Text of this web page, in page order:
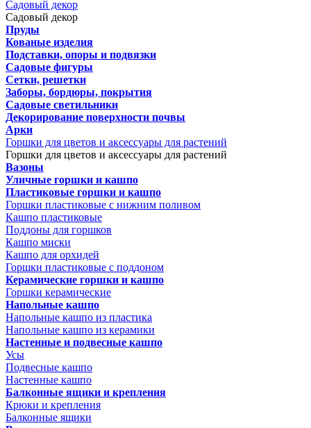
Садовый декор
Садовый декор
Пруды
Кованые изделия
Подставки, опоры и подвязки
Садовые фигуры
Сетки, решетки
Заборы, бордюры, покрытия
Садовые светильники
Декорирование поверхности почвы
Арки
Горшки для цветов и аксессуары для растений
Горшки для цветов и аксессуары для растений
Вазоны
Уличные горшки и кашпо
Пластиковые горшки и кашпо
Горшки пластиковые с нижним поливом
Кашпо пластиковые
Поддоны для горшков
Кашпо миски
Кашпо для орхидей
Горшки пластиковые с поддоном
Керамические горшки и кашпо
Горшки керамические
Напольные кашпо
Напольные кашпо из пластика
Напольные кашпо из керамики
Настенные и подвесные кашпо
Усы
Подвесные кашпо
Настенные кашпо
Балконные ящики и крепления
Крюки и крепления
Балконные ящики